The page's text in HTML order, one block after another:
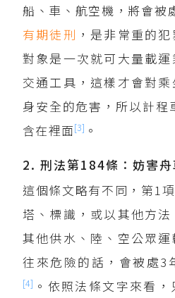
船、車、航空機，將會被
有期徒刑 ，是非常重的
對象是一次就可大量載運
交通工具，這樣才會對
身安全的危害，所以計
含在裡面[3] 。
2. 刑法第184條：妨害
這個條文略有不同，第1
塔、標識，或以其他方
其他供水、陸、空公眾
往來危險的話，會被處3
[4] 。依照法條文字來看